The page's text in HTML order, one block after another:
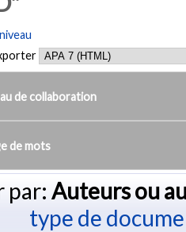
de collaboration
de mots
par: Auteurs ou
type de